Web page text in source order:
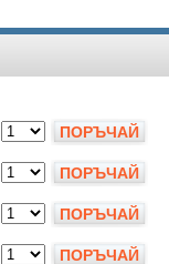
ПОРЪЧАЙ
ПОРЪЧАЙ
ПОРЪЧАЙ
ПОРЪЧАЙ